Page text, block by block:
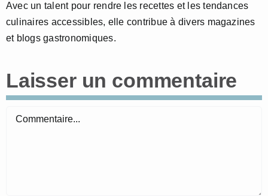
Avec un talent pour rendre les recettes et les tendances
culinaires accessibles, elle contribue à divers magazines
et blogs gastronomiques.
Laisser un commentaire
Commentaire